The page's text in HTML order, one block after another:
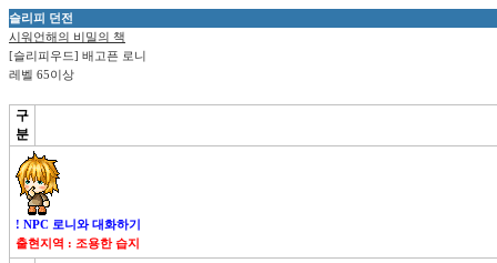
슬리피 던전
시워언해의 비밀의 책
[슬리피우드] 배고픈 로니
레벨 65이상
구
분
! NPC 로니와 대화하기
출현지역 : 조용한 습지